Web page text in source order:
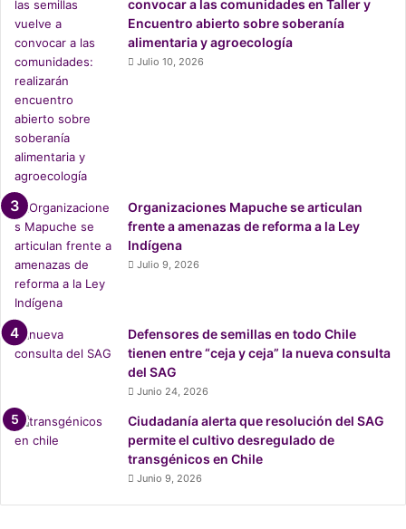
plazo”
Asimismo, el experto instó a que los adultos mayores no
se expongan a estas bombas lacrimógenas, o bien utilicen
filtros o mascarillas. Esto debido a ser una población de
riesgo en tanto problemas respiratorios se trata.
“Usado como lo están ocupando de forma tan excesiva
obvio que es malo, porque trae consecuencias a la salud
de personas vulnerables, me refiero con temas
bronquiales o problemas dermatológicos, deberían tratar
de usar compuestos que sean químicamente un poco más
inocuos no tan irritantes como los que ocupan acá”,
concluye.
Cobertura especial de laEmergencia Social.
convocar a las comunidades en Taller y
Encuentro abierto sobre soberanía
alimentaria y agroecología
Julio 10, 2026
Organizaciones Mapuche se articulan
frente a amenazas de reforma a la Ley
Indígena
Julio 9, 2026
Defensores de semillas en todo Chile
tienen entre “ceja y ceja” la nueva consulta
del SAG
Junio 24, 2026
Ciudadanía alerta que resolución del SAG
permite el cultivo desregulado de
transgénicos en Chile
Junio 9, 2026